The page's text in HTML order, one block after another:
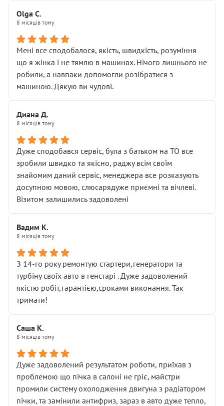
Стосовно комунікації - все добре
Olga С.
8 місяців тому
Мені все сподобалося, якість, швидкість, розуміння
що я жінка і не тямлю в машинах. Нічого лишнього не
робили, а навпаки допомогли розібратися з
машиною. Дякую ви чудові.
Диана Д.
8 місяців тому
Дуже сподобався сервіс, була з батьком на ТО все
зробили швидко та якісно, раджу всім своїм
знайомим даний сервіс, менеджера все розказують
досупною мовою, слюсарядуже приємні та вічлеві.
Візитом залишились задоволені
Вадим К.
8 місяців тому
З 14-го року ремонтую стартери,генератори та
турбіну своїх авто в генстарі . Дуже задоволений
якістю робіт,гарантією,сроками виконання. Так
тримати!
Саша К.
8 місяців тому
Дуже задоволений результатом роботи, приїхав з
проблемою що пічка в салоні не гріє, майстри
промили систему охолодження двигуна з радіатором
пічки, та замінили антифриз, зараз в авто дуже тепло,